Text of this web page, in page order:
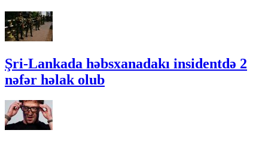
Şri-Lankada həbsxanadakı insidentdə 2
nəfər həlak olub